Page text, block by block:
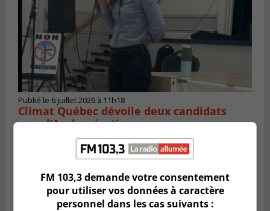
Publié le 6 juillet 2026 à 11h18
Climat Québec dévoile deux candidats
pour l’Agglomération
FM 103,3 demande votre consentement
pour utiliser vos données à caractère
personnel dans les cas suivants :